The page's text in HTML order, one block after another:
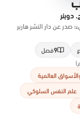
عن دار النشر هاربر
9فصل
العالمية
علم النفس السلوكي